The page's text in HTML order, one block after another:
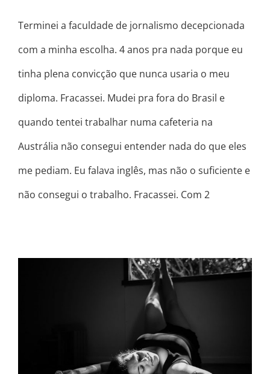
Terminei a faculdade de jornalismo decepcionada
com a minha escolha. 4 anos pra nada porque eu
tinha plena convicção que nunca usaria o meu
diploma. Fracassei. Mudei pra fora do Brasil e
quando tentei trabalhar numa cafeteria na
Austrália não consegui entender nada do que eles
me pediam. Eu falava inglês, mas não o suficiente e
não consegui o trabalho. Fracassei. Com 2
A ÚNICA VANTAGEM DA DOR